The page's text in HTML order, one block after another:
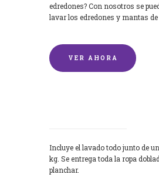
edredones? Con nosotros se
lavar los edredones y mantas
VER AHORA
Incluye el lavado todo junto de
kg. Se entrega toda la ropa
planchar.